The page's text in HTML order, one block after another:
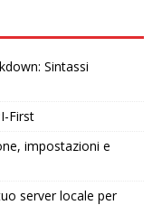
Sintassi
First
impostazioni e
server locale per